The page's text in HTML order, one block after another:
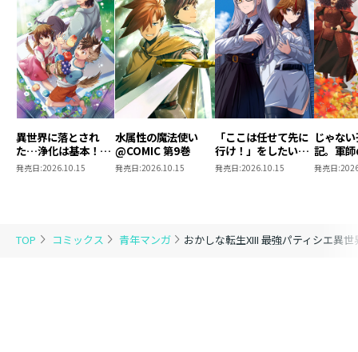
TOP コミックス 青年マンガ おかしな転生XIII 最強パティシエ異世
異世界に落とされ
た…浄化は基本！
@COMIC 第7巻
発売日:2026.10.15
水属性の魔法使い
@COMIC 第9巻
発売日:2026.10.15
「ここは任せて先に
行け！」をしたい死
にたがりの望まぬ宇
宙下剋上@COMIC
発売日:2026.10.15
じゃな
記。軍
われま
発売日: